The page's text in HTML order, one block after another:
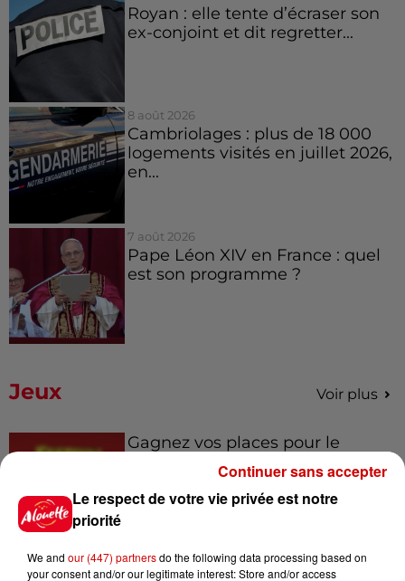
Royan : elle tente d’écraser son
ex-conjoint et dit regretter...
8 août 2026
Cambriolages : plus de 18 000
logements visités en juillet 2026,
en...
7 août 2026
Pape Léon XIV en France : quel
est son programme ?
Jeux Voir plus
Gagnez vos places pour le
Le Duel - Gagnez vos entrées
Le respect de votre vie privée est notre
priorité
We and our (447) partnersdo the following data processing based on
your consent and/or our legitimate interest: Store and/or access
Continuer sans accepter